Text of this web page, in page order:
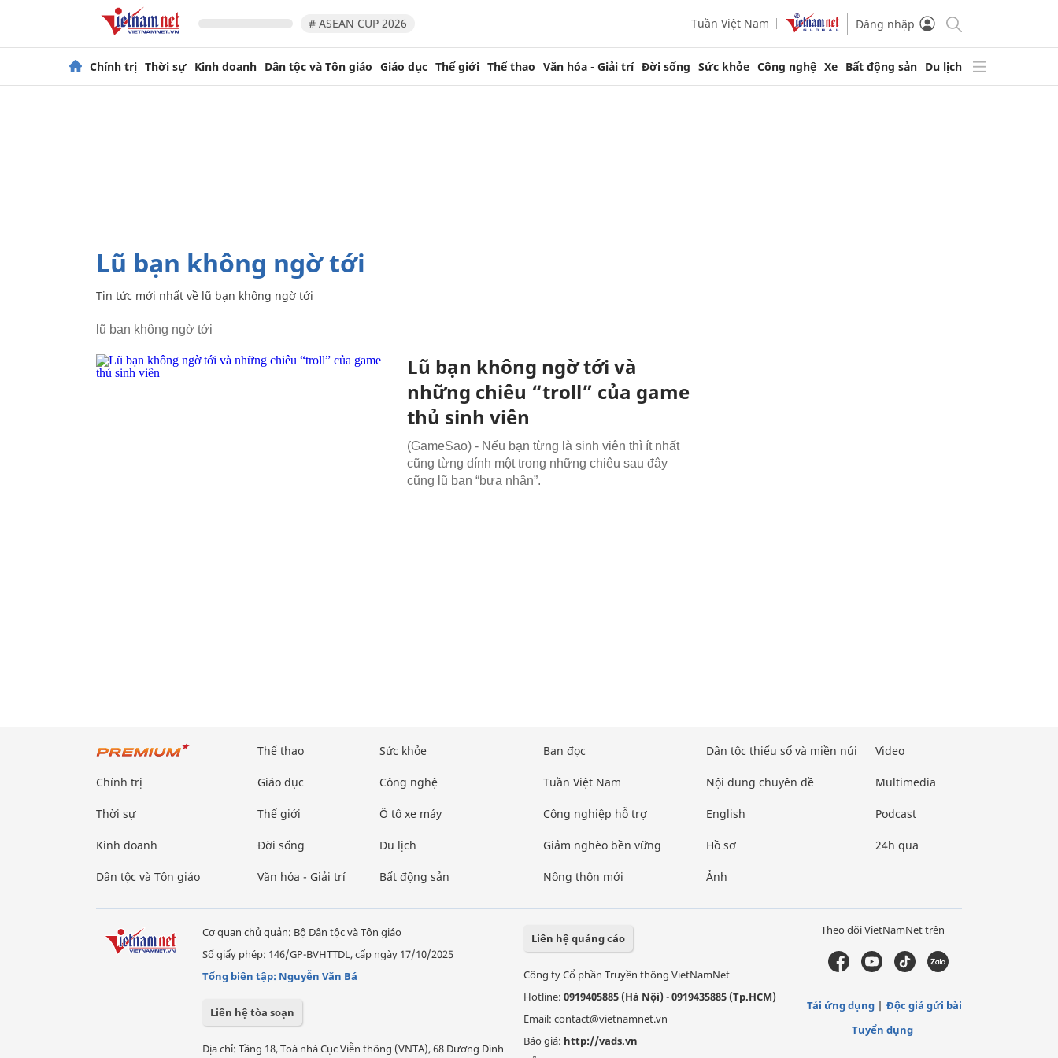
# ASEAN CUP 2026 Tuần Việt Nam Đăng nhập
Chính trị Thời sự Kinh doanh Dân tộc và Tôn giáo Giáo dục Thế giới Thể thao Văn hóa - Giải trí Đời sống Sức khỏe Công nghệ Xe Bất động sản Du lịch
lũ bạn không ngờ tới
Tin tức mới nhất về lũ bạn không ngờ tới
lũ bạn không ngờ tới
Lũ bạn không ngờ tới và
những chiêu “troll” của game
thủ sinh viên
(GameSao) - Nếu bạn từng là sinh viên thì ít nhất
cũng từng dính một trong những chiêu sau đây
cũng lũ bạn “bựa nhân”.
Chính trị
Thời sự
Kinh doanh
Dân tộc và Tôn giáo
Thể thao
Giáo dục
Thế giới
Đời sống
Văn hóa - Giải trí
Sức khỏe
Công nghệ
Ô tô xe máy
Du lịch
Bất động sản
Bạn đọc
Tuần Việt Nam
Công nghiệp hỗ trợ
Giảm nghèo bền vững
Nông thôn mới
Dân tộc thiểu số và miền núi
Nội dung chuyên đề
English
Hồ sơ
Ảnh
Video
Multimedia
Podcast
24h qua
Cơ quan chủ quản: Bộ Dân tộc và Tôn giáo
Số giấy phép: 146/GP-BVHTTDL, cấp ngày 17/10/2025
Tổng biên tập: Nguyễn Văn Bá
Liên hệ tòa soạn
Địa chỉ: Tầng 18, Toà nhà Cục Viễn thông (VNTA), 68 Dương Đình
Liên hệ quảng cáo
Công ty Cổ phần Truyền thông VietNamNet
Hotline: 0919405885 (Hà Nội)-0919435885 (Tp.HCM)
Email: contact@vietnamnet.vn
Báo giá: http://vads.vn
Theo dõi VietNamNet trên
Tải ứng dụng
Độc giả gửi bài
Tuyển dụng